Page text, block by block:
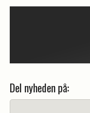
Del nyheden på: